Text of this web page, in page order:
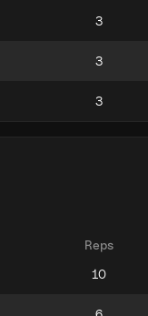
Reps